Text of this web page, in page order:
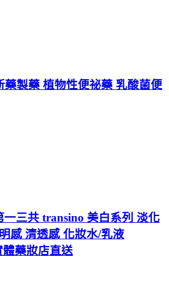
藥製藥 植物性便祕藥 乳酸菌便
一三共 transino 美白系列 淡化
感 清透感 化妝水/乳液
體藥妝店直送